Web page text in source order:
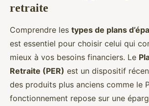
retraite
Comprendre les types de plans
est essentiel pour choisir celui qui
mieux à vos besoins financiers. Le
Retraite (PER) est un dispositif
des produits plus anciens comme le
fonctionnement repose sur une